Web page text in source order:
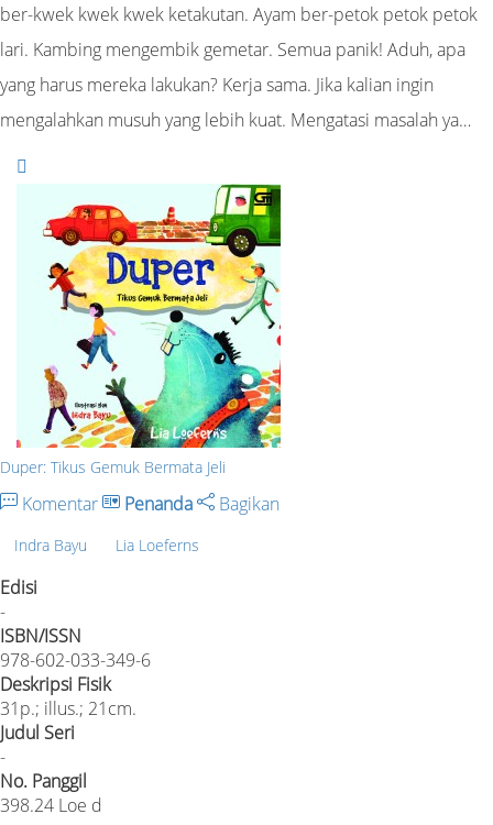
ber-kwek kwek kwek ketakutan. Ayam ber-petok petok petok
lari. Kambing mengembik gemetar. Semua panik! Aduh, apa
yang harus mereka lakukan? Kerja sama. Jika kalian ingin
mengalahkan musuh yang lebih kuat. Mengatasi masalah ya…
Duper: Tikus Gemuk Bermata Jeli
Komentar Penanda Bagikan
Indra Bayu Lia Loeferns
Edisi
-
ISBN/ISSN
978-602-033-349-6
Deskripsi Fisik
31p.; illus.; 21cm.
Judul Seri
-
No. Panggil
398.24 Loe d